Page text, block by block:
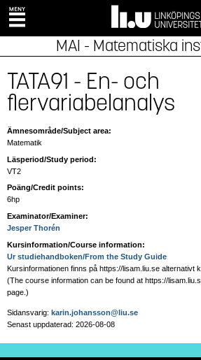
MAI - Matematiska
TATA91 - En- och
flervariabelanalys
Ämnesområde/Subject area:
Matematik
Läsperiod/Study period:
VT2
Poäng/Credit points:
6hp
Examinator/Examiner:
Jesper Thorén
Kursinformation/Course information:
Ur studiehandboken/From the Study Guide
Kursinformationen finns på https://lisam.liu.se alternativt
(The course information can be found at https://
page .)
Sidansvarig: karin.johansson@liu.se
Senast uppdaterad: 2026-08-08